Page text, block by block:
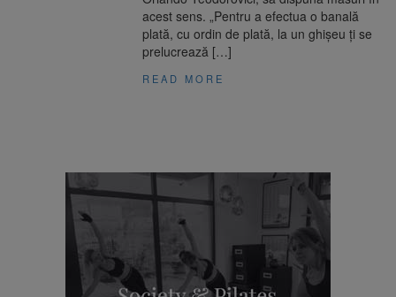
acest sens. „Pentru a efectua o banală
plată, cu ordin de plată, la un ghişeu ţi se
prelucrează […]
READ MORE